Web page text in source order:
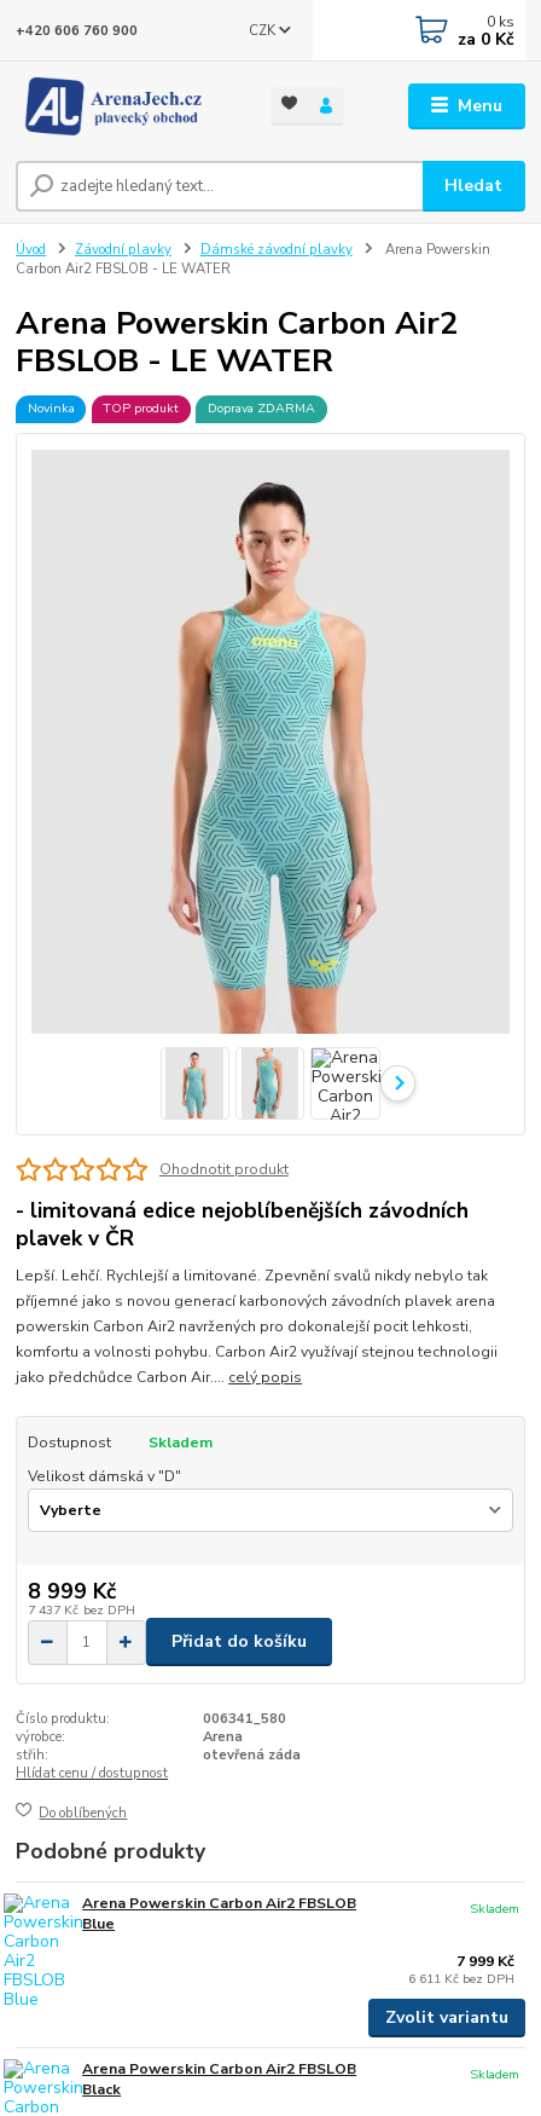
Menu
CZK
Hledat
+420 606 760 900 0 ks
za 0 Kč
Úvod Závodní plavky Dámské závodní plavky
Arena Powerskin
Carbon Air2 FBSLOB - LE WATER
Arena Powerskin Carbon Air2
FBSLOB - LE WATER
Novinka TOP produkt Doprava ZDARMA
Ohodnotit produkt
- limitovaná edice nejoblíbenějších závodních
plavek v ČR
Lepší. Lehčí. Rychlejší a limitované. Zpevnění svalů nikdy nebylo tak
příjemné jako s novou generací karbonových závodních plavek arena
powerskin Carbon Air2 navržených pro dokonalejší pocit lehkosti,
komfortu a volnosti pohybu. Carbon Air2 využívají stejnou technologii
jako předchůdce Carbon Air.... celý popis
Dostupnost
Skladem
Velikost dámská v "D"
8 999 Kč
7 437 Kč bez DPH
Přidat do košíku
Číslo produktu:
006341_580
výrobce:
Arena
střih:
otevřená záda
Hlídat cenu / dostupnost
Do oblíbených
Podobné produkty
Arena Powerskin Carbon Air2 FBSLOB
Blue
7 999 Kč
6 611 Kč bez DPH
Skladem
Zvolit variantu
Arena Powerskin Carbon Air2 FBSLOB
Black
Skladem